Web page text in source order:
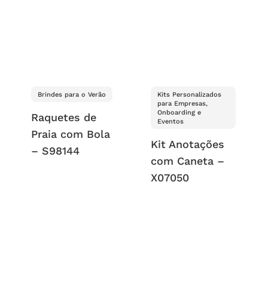
Brindes para o Verão
Raquetes de
Praia com Bola
– S98144
Kits Personalizados
para Empresas,
Onboarding e
Eventos
Kit Anotações
com Caneta –
X07050